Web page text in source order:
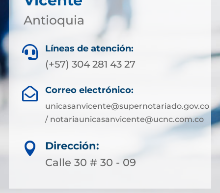
Antioquia
 Líneas de atención:
(+57) 304 281 43 27
 Correo electrónico:
unicasanvicente@supernotariado.gov.co
/ notariaunicasanvicente@ucnc.com.co

Dirección:
Calle 30 # 30 - 09